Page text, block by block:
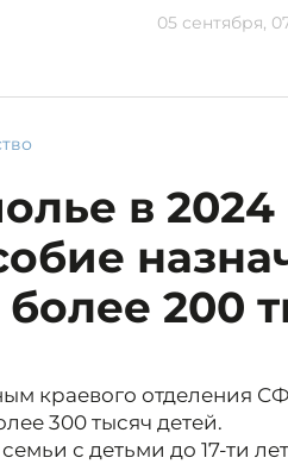
05 сентября,
в 2024
200
краевого отделения
300 тысяч детей.
с детьми до 17-ти